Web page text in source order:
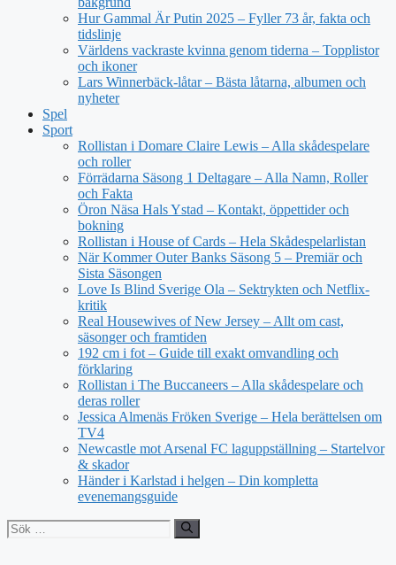
Hur Gammal Är Putin 2025 – Fyller 73 år, fakta och
tidslinje
Världens vackraste kvinna genom tiderna – Topplistor
och ikoner
Lars Winnerbäck-låtar – Bästa låtarna, albumen och
nyheter
Spel
Sport
Rollistan i Domare Claire Lewis – Alla skådespelare
och roller
Förrädarna Säsong 1 Deltagare – Alla Namn, Roller
och Fakta
Öron Näsa Hals Ystad – Kontakt, öppettider och
bokning
Rollistan i House of Cards – Hela Skådespelarlistan
När Kommer Outer Banks Säsong 5 – Premiär och
Sista Säsongen
Love Is Blind Sverige Ola – Sektrykten och Netflix-
kritik
Real Housewives of New Jersey – Allt om cast,
säsonger och framtiden
192 cm i fot – Guide till exakt omvandling och
förklaring
Rollistan i The Buccaneers – Alla skådespelare och
deras roller
Jessica Almenäs Fröken Sverige – Hela berättelsen om
TV4
Newcastle mot Arsenal FC laguppställning – Startelvor
& skador
Händer i Karlstad i helgen – Din kompletta
evenemangsguide
Sök
efter: